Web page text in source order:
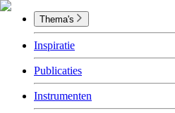
Thema's
Inspiratie
Publicaties
Instrumenten